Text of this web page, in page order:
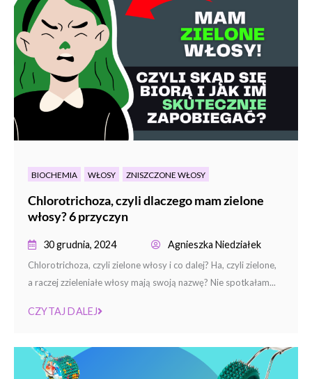
BIOCHEMIA WŁOSY ZNISZCZONE WŁOSY
Chlorotrichoza, czyli dlaczego mam zielone
włosy? 6 przyczyn
30 grudnia, 2024 Agnieszka Niedziałek
Chlorotrichoza, czyli zielone włosy i co dalej? Ha, czyli zielone,
a raczej zzieleniałe włosy mają swoją nazwę? Nie spotkałam...
CZYTAJ DALEJ